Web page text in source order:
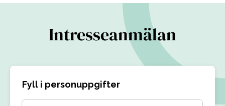
Intresseanmälan
Fyll i personuppgifter